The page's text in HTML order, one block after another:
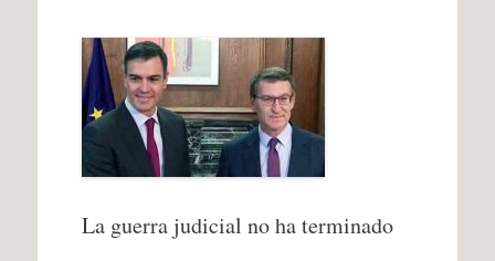
La guerra judicial no ha terminado